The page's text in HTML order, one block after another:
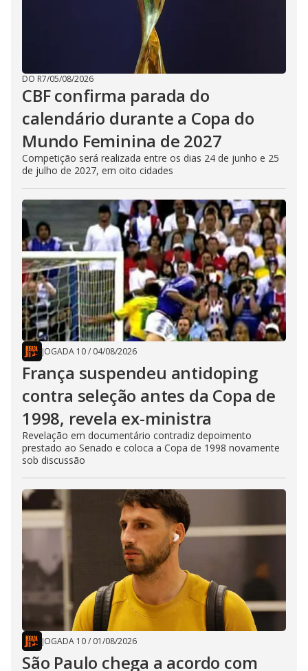
DO R7/05/08/2026
CBF confirma parada do
calendário durante a Copa do
Mundo Feminina de 2027
Competição será realizada entre os dias 24 de junho e 25
de julho de 2027, em oito cidades
JOGADA 10/ 04/08/2026
França suspendeu antidoping
contra seleção antes da Copa de
1998, revela ex-ministra
Revelação em documentário contradiz depoimento
prestado ao Senado e coloca a Copa de 1998 novamente
sob discussão
JOGADA 10/ 01/08/2026
São Paulo chega a acordo com